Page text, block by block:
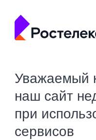
Уважаемый
наш сайт
при
сервисов